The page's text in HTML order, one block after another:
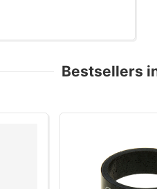
Bestsellers